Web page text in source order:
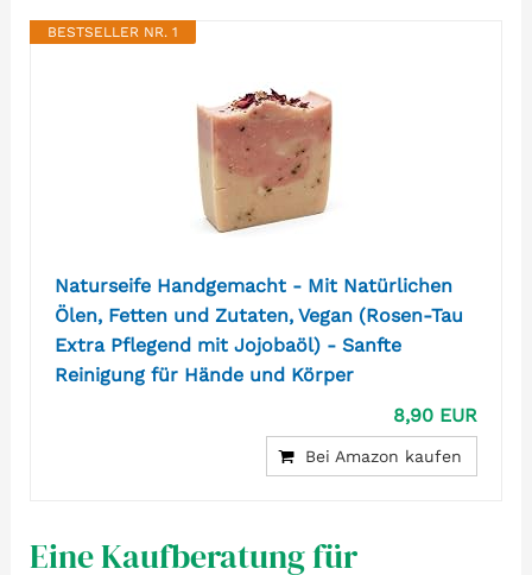
BESTSELLER NR. 1
Naturseife Handgemacht - Mit Natürlichen
Ölen, Fetten und Zutaten, Vegan (Rosen-Tau
Extra Pflegend mit Jojobaöl) - Sanfte
Reinigung für Hände und Körper
8,90 EUR
Bei Amazon kaufen
Eine Kaufberatung für